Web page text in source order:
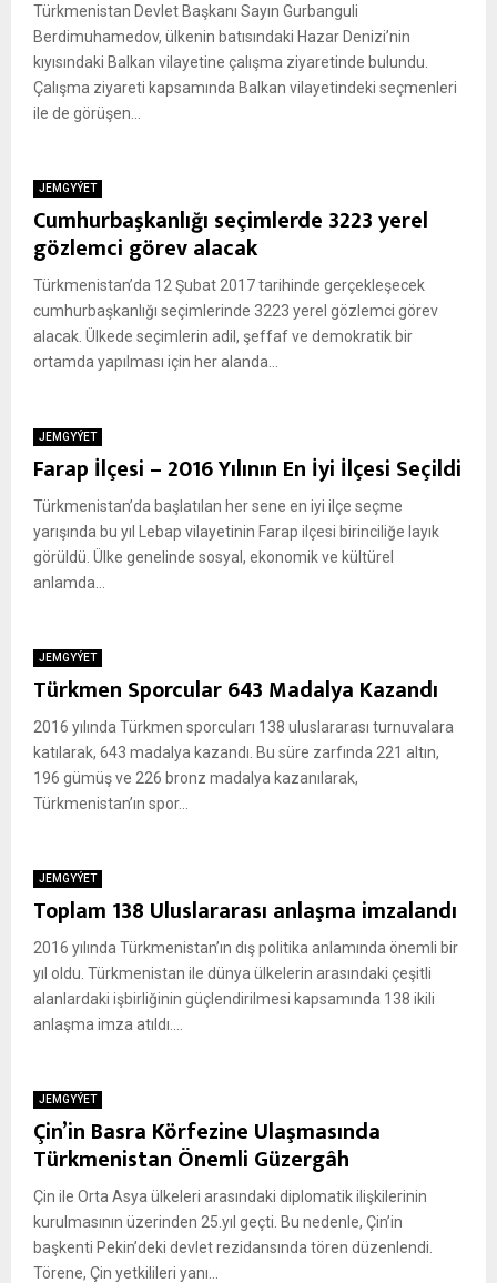
Türkmenistan Devlet Başkanı Sayın Gurbanguli
Berdimuhamedov, ülkenin batısındaki Hazar Denizi’nin
kıyısındaki Balkan vilayetine çalışma ziyaretinde bulundu.
Çalışma ziyareti kapsamında Balkan vilayetindeki seçmenleri
ile de görüşen...
JEMGYÝET
Cumhurbaşkanlığı seçimlerde 3223 yerel
gözlemci görev alacak
Türkmenistan’da 12 Şubat 2017 tarihinde gerçekleşecek
cumhurbaşkanlığı seçimlerinde 3223 yerel gözlemci görev
alacak. Ülkede seçimlerin adil, şeffaf ve demokratik bir
ortamda yapılması için her alanda...
JEMGYÝET
Farap İlçesi – 2016 Yılının En İyi İlçesi Seçildi
Türkmenistan’da başlatılan her sene en iyi ilçe seçme
yarışında bu yıl Lebap vilayetinin Farap ilçesi birinciliğe layık
görüldü. Ülke genelinde sosyal, ekonomik ve kültürel
anlamda...
JEMGYÝET
Türkmen Sporcular 643 Madalya Kazandı
2016 yılında Türkmen sporcuları 138 uluslararası turnuvalara
katılarak, 643 madalya kazandı. Bu süre zarfında 221 altın,
196 gümüş ve 226 bronz madalya kazanılarak,
Türkmenistan’ın spor...
JEMGYÝET
Toplam 138 Uluslararası anlaşma imzalandı
2016 yılında Türkmenistan’ın dış politika anlamında önemli bir
yıl oldu. Türkmenistan ile dünya ülkelerin arasındaki çeşitli
alanlardaki işbirliğinin güçlendirilmesi kapsamında 138 ikili
anlaşma imza atıldı....
JEMGYÝET
Çin’in Basra Körfezine Ulaşmasında
Türkmenistan Önemli Güzergâh
Çin ile Orta Asya ülkeleri arasındaki diplomatik ilişkilerinin
kurulmasının üzerinden 25.yıl geçti. Bu nedenle, Çin’in
başkenti Pekin’deki devlet rezidansında tören düzenlendi.
Törene, Çin yetkilileri yanı...